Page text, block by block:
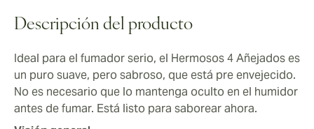
Descripción del producto
Ideal para el fumador serio, el Hermosos 4 Añejados es
un puro suave, pero sabroso, que está pre envejecido.
No es necesario que lo mantenga oculto en el humidor
antes de fumar. Está listo para saborear ahora.